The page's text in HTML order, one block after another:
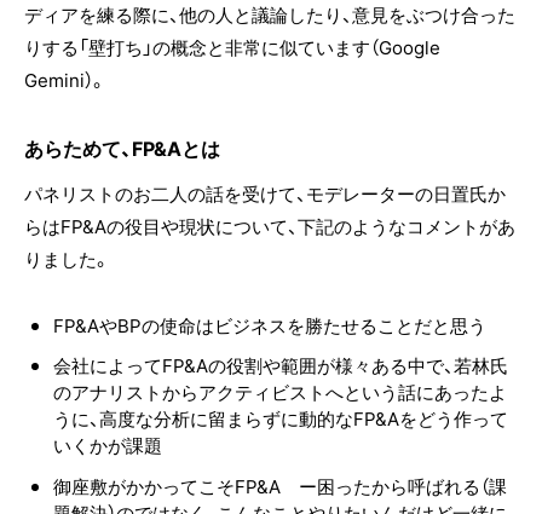
ディアを練る際に、他の人と議論したり、意見をぶつけ合った
りする「壁打ち」の概念と非常に似ています（Google
Gemini）。
あらためて、FP&Aとは
パネリストのお二人の話を受けて、モデレーターの日置氏か
らはFP&Aの役目や現状について、下記のようなコメントがあ
りました。
FP&AやBPの使命はビジネスを勝たせることだと思う
会社によってFP&Aの役割や範囲が様々ある中で、若林氏
のアナリストからアクティビストへという話にあったよ
うに、高度な分析に留まらずに動的なFP&Aをどう作って
いくかが課題
御座敷がかかってこそFP&A ー困ったから呼ばれる（課